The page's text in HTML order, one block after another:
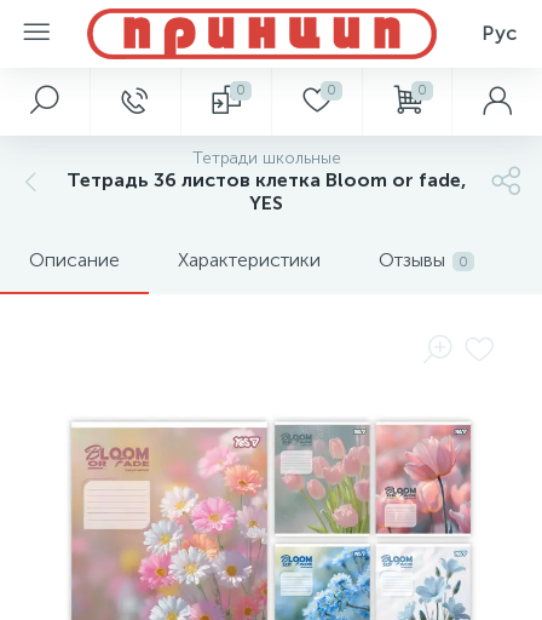
Рус
0 0 0
Тетради школьные
Тетрадь 36 листов клетка Bloom or fade,
YES
Описание Характеристики Отзывы 0